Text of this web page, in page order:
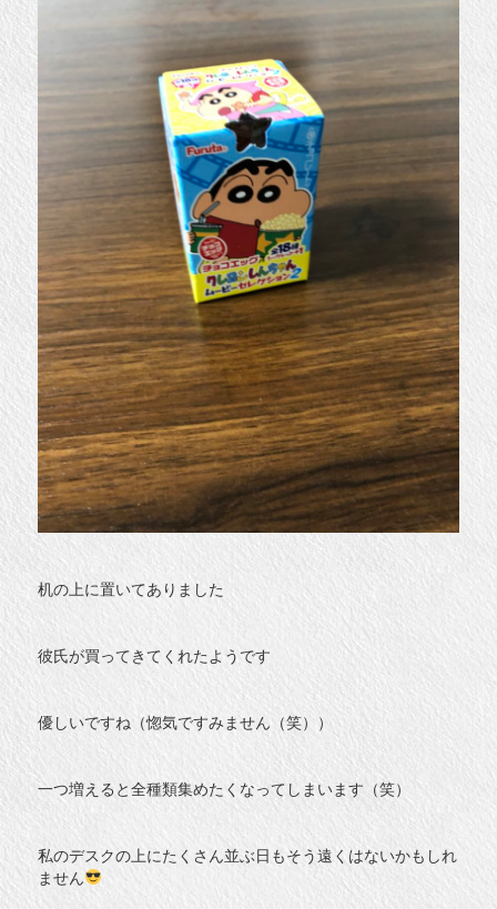
机の上に置いてありました
彼氏が買ってきてくれたようです
優しいですね（惚気ですみません（笑））
一つ増えると全種類集めたくなってしまいます（笑）
私のデスクの上にたくさん並ぶ日もそう遠くはないかもしれ
ません